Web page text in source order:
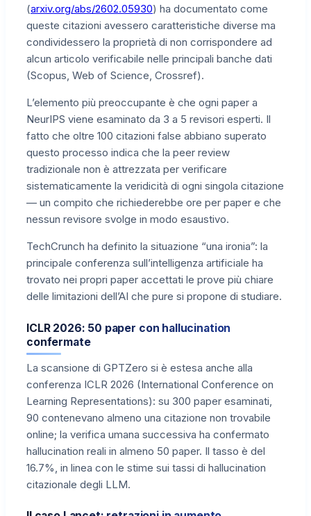
(arxiv.org/abs/2602.05930) ha documentato come
queste citazioni avessero caratteristiche diverse ma
condividessero la proprietà di non corrispondere ad
alcun articolo verificabile nelle principali banche dati
(Scopus, Web of Science, Crossref).
L’elemento più preoccupante è che ogni paper a
NeurIPS viene esaminato da 3 a 5 revisori esperti. Il
fatto che oltre 100 citazioni false abbiano superato
questo processo indica che la peer review
tradizionale non è attrezzata per verificare
sistematicamente la veridicità di ogni singola citazione
— un compito che richiederebbe ore per paper e che
nessun revisore svolge in modo esaustivo.
TechCrunch ha definito la situazione “una ironia”: la
principale conferenza sull’intelligenza artificiale ha
trovato nei propri paper accettati le prove più chiare
delle limitazioni dell’AI che pure si propone di studiare.
ICLR 2026: 50 paper con hallucination
confermate
La scansione di GPTZero si è estesa anche alla
conferenza ICLR 2026 (International Conference on
Learning Representations): su 300 paper esaminati,
90 contenevano almeno una citazione non trovabile
online; la verifica umana successiva ha confermato
hallucination reali in almeno 50 paper. Il tasso è del
16.7%, in linea con le stime sui tassi di hallucination
citazionale degli LLM.